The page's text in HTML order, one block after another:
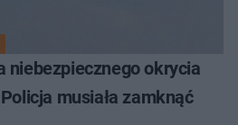
niebezpiecznego okrycia
musiała zamknąć